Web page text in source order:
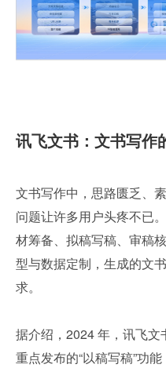
讯飞文书：文书写作
文书写作中，思路匮乏、
问题让许多用户头疼不已
材筹备、拟稿写稿、审稿
型与数据定制，生成的文
求。
据介绍，2024 年，讯飞
重点发布的“以稿写稿”功